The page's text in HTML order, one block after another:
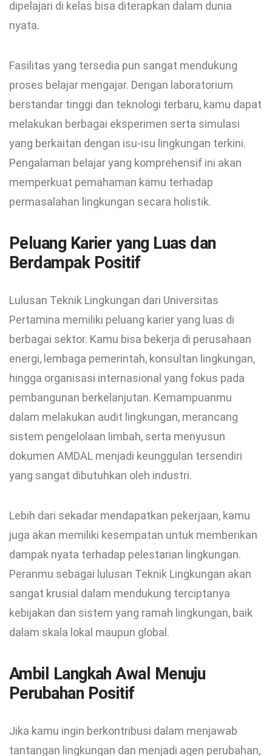
dipelajari di kelas bisa diterapkan dalam dunia
nyata.
Fasilitas yang tersedia pun sangat mendukung
proses belajar mengajar. Dengan laboratorium
berstandar tinggi dan teknologi terbaru, kamu dapat
melakukan berbagai eksperimen serta simulasi
yang berkaitan dengan isu-isu lingkungan terkini.
Pengalaman belajar yang komprehensif ini akan
memperkuat pemahaman kamu terhadap
permasalahan lingkungan secara holistik.
Peluang Karier yang Luas dan
Berdampak Positif
Lulusan Teknik Lingkungan dari Universitas
Pertamina memiliki peluang karier yang luas di
berbagai sektor. Kamu bisa bekerja di perusahaan
energi, lembaga pemerintah, konsultan lingkungan,
hingga organisasi internasional yang fokus pada
pembangunan berkelanjutan. Kemampuanmu
dalam melakukan audit lingkungan, merancang
sistem pengelolaan limbah, serta menyusun
dokumen AMDAL menjadi keunggulan tersendiri
yang sangat dibutuhkan oleh industri.
Lebih dari sekadar mendapatkan pekerjaan, kamu
juga akan memiliki kesempatan untuk memberikan
dampak nyata terhadap pelestarian lingkungan.
Peranmu sebagai lulusan Teknik Lingkungan akan
sangat krusial dalam mendukung terciptanya
kebijakan dan sistem yang ramah lingkungan, baik
dalam skala lokal maupun global.
Ambil Langkah Awal Menuju
Perubahan Positif
Jika kamu ingin berkontribusi dalam menjawab
tantangan lingkungan dan menjadi agen perubahan,